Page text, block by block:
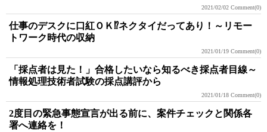
2021/02/02 Comment(0)
仕事のデスクに口紅ＯＫ⁉ネクタイだってあり！～リモー
トワーク時代の収納
2021/01/19 Comment(0)
「採点者は見た！」合格したいなら知るべき採点者目線～
情報処理技術者試験の採点講評から
2021/01/18 Comment(0)
2度目の緊急事態宣言が出る前に、案件チェックと関係各
署へ連絡を！